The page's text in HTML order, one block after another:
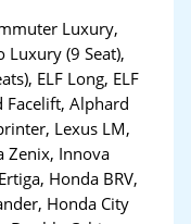
Luxury,
Luxury (9 Seat),
ELF Long, ELF
Facelift, Alphard
Lexus LM,
Zenix, Innova
Honda BRV,
Honda City